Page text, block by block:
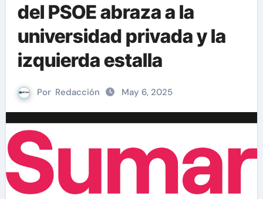
del PSOE abraza a la
universidad privada y la
izquierda estalla
Por Redacción May 6, 2025